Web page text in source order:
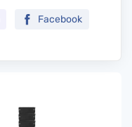
Facebook